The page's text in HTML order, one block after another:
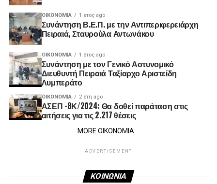
ΟΙΚΟΝΟΜΊΑ 1 έτος ago
Συνάντηση Β.Ε.Π. με την Αντιπεριφερειάρχη
Πειραιά, Σταυρούλα Αντωνάκου
ΟΙΚΟΝΟΜΊΑ 1 έτος ago
Συνάντηση με τον Γενικό Αστυνομικό
Διευθυντή Πειραιά Ταξίαρχο Αριστείδη
Λυμπεράτο
ΟΙΚΟΝΟΜΊΑ 2 έτη ago
ΑΣΕΠ -8Κ/2024: Θα δοθεί παράταση στις
αιτήσεις για τις 2.217 θέσεις
MORE ΟΙΚΟΝΟΜΙΑ
ADVERTISEMENT
ΚΟΙΝΩΝΙΑ